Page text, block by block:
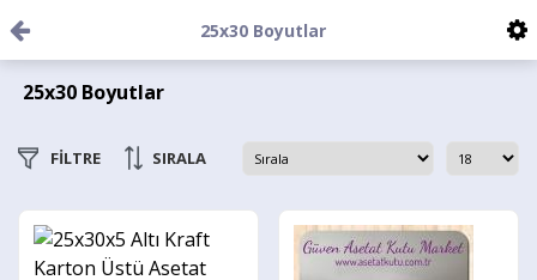
25x30 Boyutlar
25x30 Boyutlar
FİLTRE SIRALA